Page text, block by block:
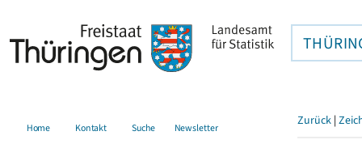
Home Kontakt Suche Newsletter Zurück |